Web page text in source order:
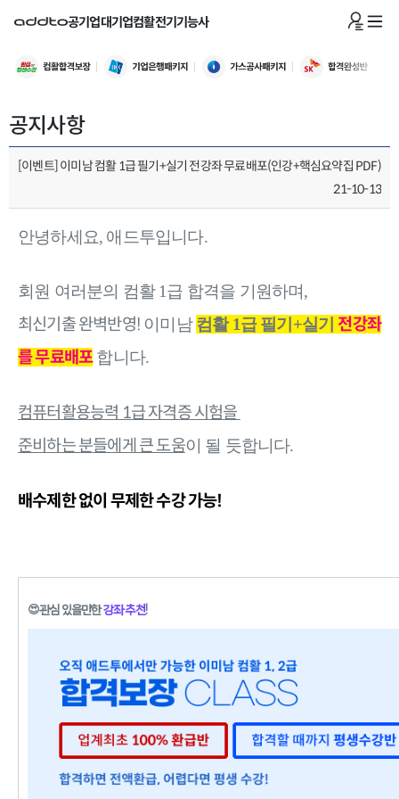
공기업대기업컴활전기기능사
공지사항
[이벤트] 이미남 컴활 1급 필기+실기 전강좌 무료배포(인강+핵심요약집 PDF)
21-10-13
안녕하세요, 애드투입니다.
회원 여러분의 컴활 1급 합격을 기원하며,
최신기출 완벽반영! 이미남컴활 1급 필기+실기 전강좌
를 무료배포합니다.
컴퓨터활용능력 1급 자격증 시험을
준비하는 분들에게 큰 도움이 될 듯합니다.
배수제한 없이 무제한 수강 가능!
😍관심 있을만한강좌 추천!